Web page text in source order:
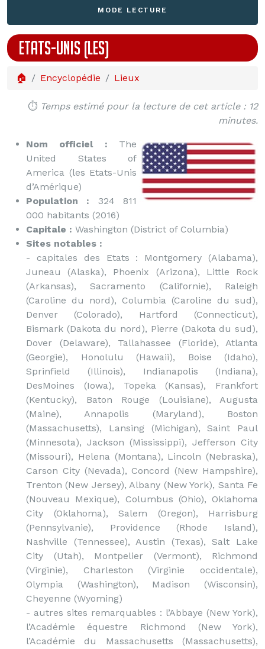
MODE LECTURE
ETATS-UNIS (LES)
🏠 Encyclopédie Lieux
⏱️ Temps estimé pour la lecture de cet article : 12
minutes.
Nom officiel : The
United States of
America (les Etats-Unis
d’Amérique)
Population : 324 811
000 habitants (2016)
Capitale : Washington (District of Columbia)
Sites notables :
- capitales des Etats : Montgomery (Alabama),
Juneau (Alaska), Phoenix (Arizona), Little Rock
(Arkansas), Sacramento (Californie), Raleigh
(Caroline du nord), Columbia (Caroline du sud),
Denver (Colorado), Hartford (Connecticut),
Bismark (Dakota du nord), Pierre (Dakota du sud),
Dover (Delaware), Tallahassee (Floride), Atlanta
(Georgie), Honolulu (Hawaii), Boise (Idaho),
Sprinfield (Illinois), Indianapolis (Indiana),
DesMoines (Iowa), Topeka (Kansas), Frankfort
(Kentucky), Baton Rouge (Louisiane), Augusta
(Maine), Annapolis (Maryland), Boston
(Massachusetts), Lansing (Michigan), Saint Paul
(Minnesota), Jackson (Mississippi), Jefferson City
(Missouri), Helena (Montana), Lincoln (Nebraska),
Carson City (Nevada), Concord (New Hampshire),
Trenton (New Jersey), Albany (New York), Santa Fe
(Nouveau Mexique), Columbus (Ohio), Oklahoma
City (Oklahoma), Salem (Oregon), Harrisburg
(Pennsylvanie), Providence (Rhode Island),
Nashville (Tennessee), Austin (Texas), Salt Lake
City (Utah), Montpelier (Vermont), Richmond
(Virginie), Charleston (Virginie occidentale),
Olympia (Washington), Madison (Wisconsin),
Cheyenne (Wyoming)
- autres sites remarquables : l’Abbaye (New York),
l’Académie équestre Richmond (New York),
l’Académie du Massachusetts (Massachusetts),